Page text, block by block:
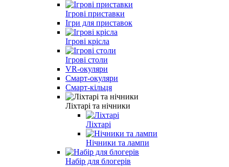
Ігрові приставки
Ігри для приставок
Ігрові крісла
Ігрові столи
VR-окуляри
Смарт-окуляри
Смарт-кільця
Ліхтарі та нічники
Ліхтарі
Нічники та лампи
Набір для блогерів